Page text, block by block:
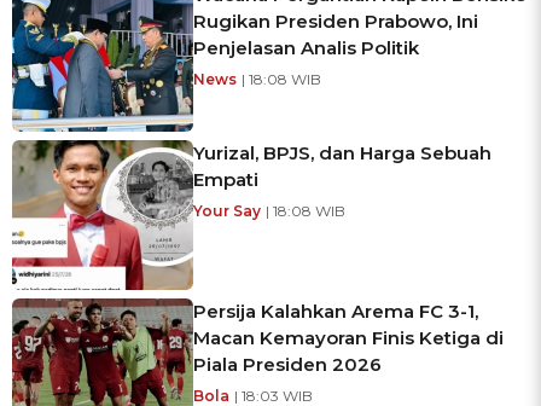
Rugikan Presiden Prabowo, Ini
Penjelasan Analis Politik
News | 18:08 WIB
Yurizal, BPJS, dan Harga Sebuah
Empati
Your Say | 18:08 WIB
Persija Kalahkan Arema FC 3-1,
Macan Kemayoran Finis Ketiga di
Piala Presiden 2026
Bola | 18:03 WIB